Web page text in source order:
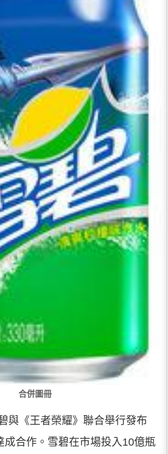
合併圖冊
與《王者榮耀》聯合舉行發布
成合作。雪碧在市場投入10億瓶